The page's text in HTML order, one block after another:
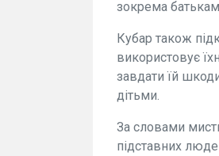
зокрема
Кубар також
використовує
завдати їй
дітьми.
За словами
підставних